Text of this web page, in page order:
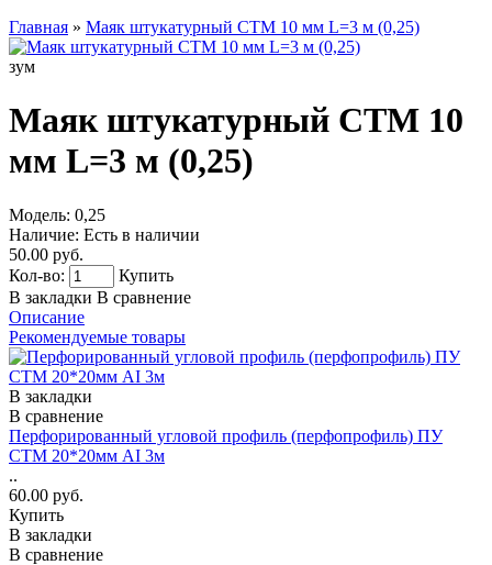
Главная » Маяк штукатурный СТМ 10 мм L=3 м (0,25)
зум
Маяк штукатурный СТМ 10
мм L=3 м (0,25)
Модель: 0,25
Наличие: Есть в наличии
50.00 руб.
Кол-во:
Купить
В закладки В сравнение
Описание
Рекомендуемые товары
В закладки
В сравнение
Перфорированный угловой профиль (перфопрофиль) ПУ
СТМ 20*20мм AI 3м
..
60.00 руб.
Купить
В закладки
В сравнение